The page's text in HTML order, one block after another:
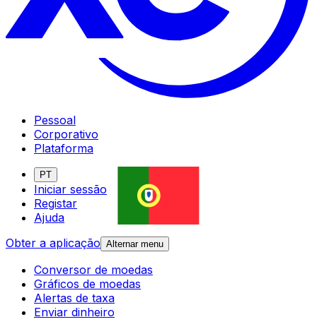
Pessoal
Corporativo
Plataforma
PT
Iniciar sessão
Registar
Ajuda
Obter a aplicação Alternar menu
Conversor de moedas
Gráficos de moedas
Alertas de taxa
Enviar dinheiro